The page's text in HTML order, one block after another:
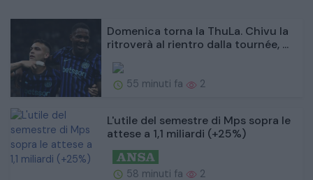
Domenica torna la ThuLa. Chivu la
ritroverà al rientro dalla tournée, ...
55 minuti fa 2
L'utile del semestre di Mps sopra le
attese a 1,1 miliardi (+25%)
58 minuti fa 2